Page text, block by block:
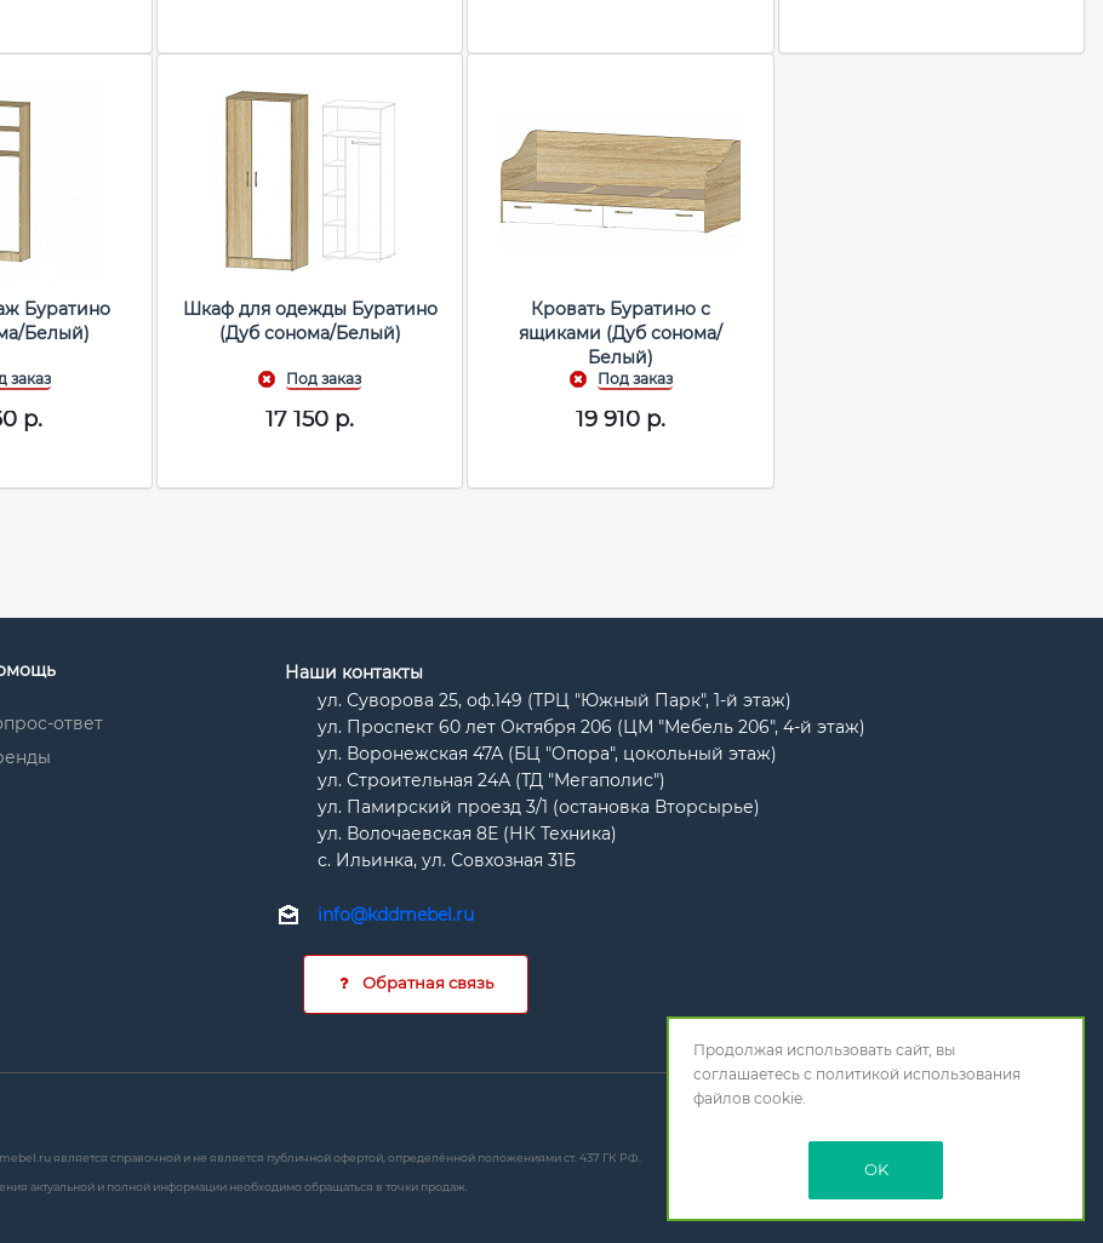
Буратино
Белый)
р.
Шкаф для одежды Буратино
(Дуб сонома/Белый)
17 150 р.
Кровать Буратино с
ящиками (Дуб сонома/
Белый)
19 910 р.
ответ
Наши контакты
ул. Суворова 25, оф.149 (ТРЦ "Южный Парк", 1-й этаж)
ул. Проспект 60 лет Октября 206 (ЦМ "Мебель 206", 4-й этаж)
ул. Воронежская 47А (БЦ "Опора", цокольный этаж)
ул. Строительная 24А (ТД "Мегаполис")
ул. Памирский проезд 3/1 (остановка Вторсырье)
ул. Волочаевская 8Е (НК Техника)
с. Ильинка, ул. Совхозная 31Б
info@kddmebel.ru
Обратная связь
является справочной и не является публичной офертой, определённой положениями ст. 437 ГК РФ.
актуальной и полной информации необходимо обращаться в точки продаж.
Продолжая использовать сайт, вы
соглашаетесь с политикой использования
файлов cookie.
OK